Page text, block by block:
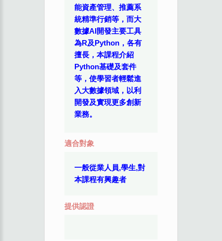
能資產管理、推薦系
統精準行銷等，而大
數據AI開發主要工具
為R及Python，各有
擅長，本課程介紹
Python基礎及套件
等，使學習者輕鬆進
入大數據領域，以利
開發及實現更多創新
業務。
適合對象
一般從業人員,學生,對
本課程有興趣者
提供認證